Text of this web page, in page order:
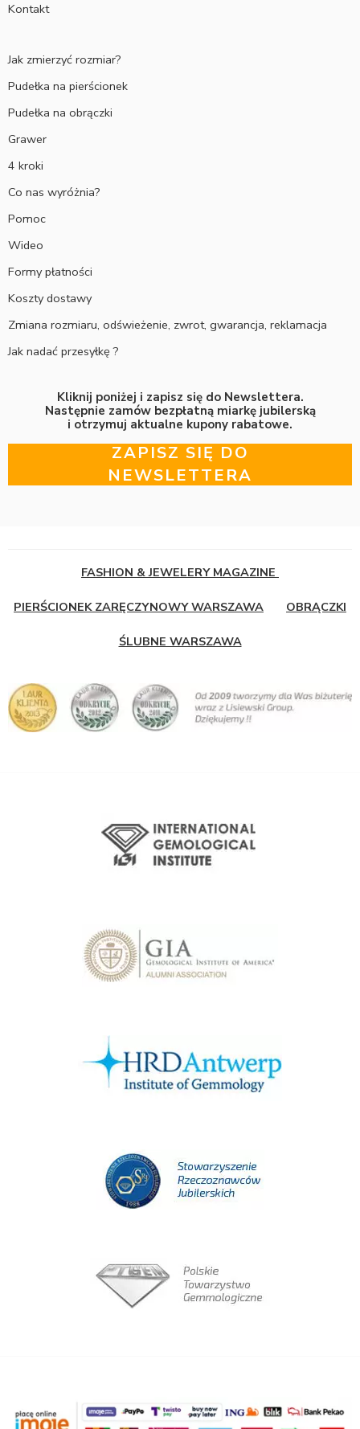
Kontakt
Jak zmierzyć rozmiar?
Pudełka na pierścionek
Pudełka na obrączki
Grawer
4 kroki
Co nas wyróżnia?
Pomoc
Wideo
Formy płatności
Koszty dostawy
Zmiana rozmiaru, odświeżenie, zwrot, gwarancja, reklamacja
Jak nadać przesyłkę ?
Kliknij poniżej i zapisz się do Newslettera.
Następnie zamów bezpłatną miarkę jubilerską
i otrzymuj aktualne kupony rabatowe.
ZAPISZ SIĘ DO
NEWSLETTERA
FASHION & JEWELERY MAGAZINE
PIERŚCIONEK ZARĘCZYNOWY WARSZAWA OBRĄCZKI
ŚLUBNE WARSZAWA